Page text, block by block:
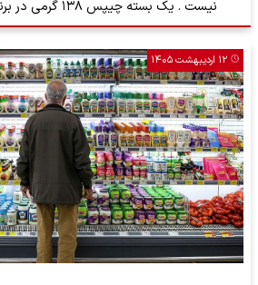
نیست . یک بسته چیپس ۱۳۸ گرمی در برندهای مختلف بین…
۱۲ اردیبهشت ۱۴۰۵